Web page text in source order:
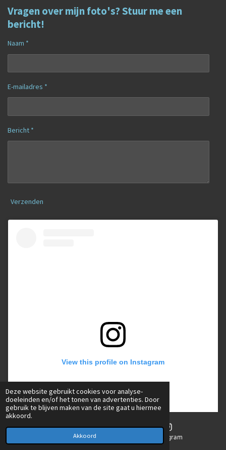
Deze website gebruikt cookies voor analyse-
doeleinden en/of het tonen van advertenties. Door
gebruik te blijven maken van de site gaat u hiermee
akkoord.
Akkoord
Vragen over mijn foto's? Stuur me een
bericht!
Naam *
E-mailadres *
Bericht *
Verzenden
View this profile on Instagram
E-mailadres Instagram